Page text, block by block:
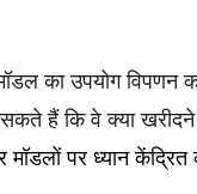
का उपयोग विपणन
हैं कि वे क्या खरीदने
पर ध्यान